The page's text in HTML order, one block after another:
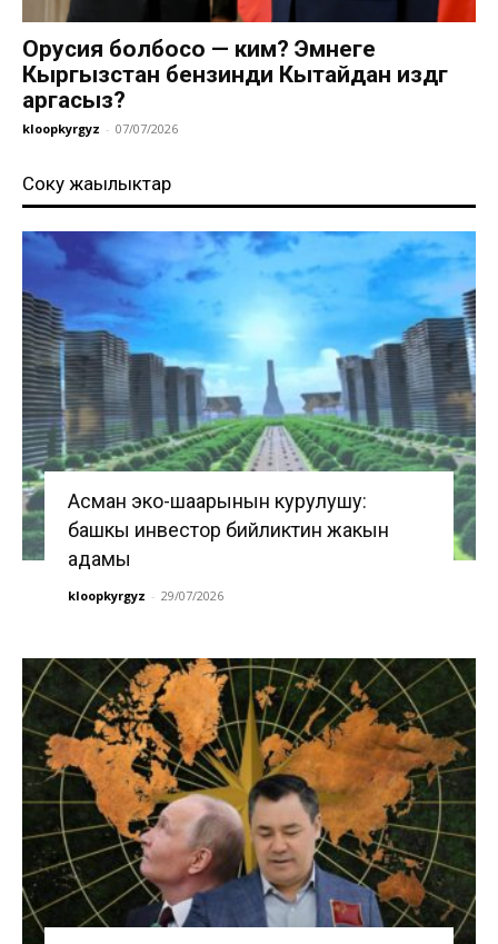
Орусия болбосо — ким? Эмнеге
Кыргызстан бензинди Кытайдан издөөгө
аргасыз?
kloopkyrgyz - 07/07/2026
Соңку жаңылыктар
Асман эко-шаарынын курулушу:
башкы инвестор бийликтин жакын
адамы
kloopkyrgyz - 29/07/2026